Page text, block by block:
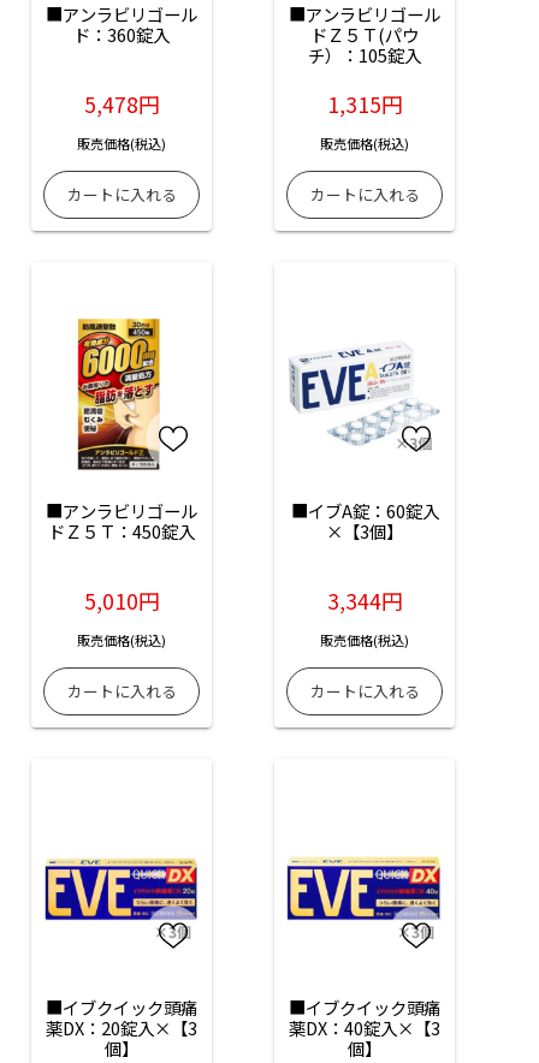
■アンラビリゴール
ド：360錠入
5,478円
販売価格(税込)
■アンラビリゴール
ドＺ５Ｔ(パウ
チ）：105錠入
1,315円
販売価格(税込)
■アンラビリゴール
ドＺ５Ｔ：450錠入
5,010円
販売価格(税込)
■イブA錠：60錠入
×【3個】
3,344円
販売価格(税込)
■イブクイック頭痛
薬DX：20錠入×【3
個】
■イブクイック頭痛
薬DX：40錠入×【3
個】